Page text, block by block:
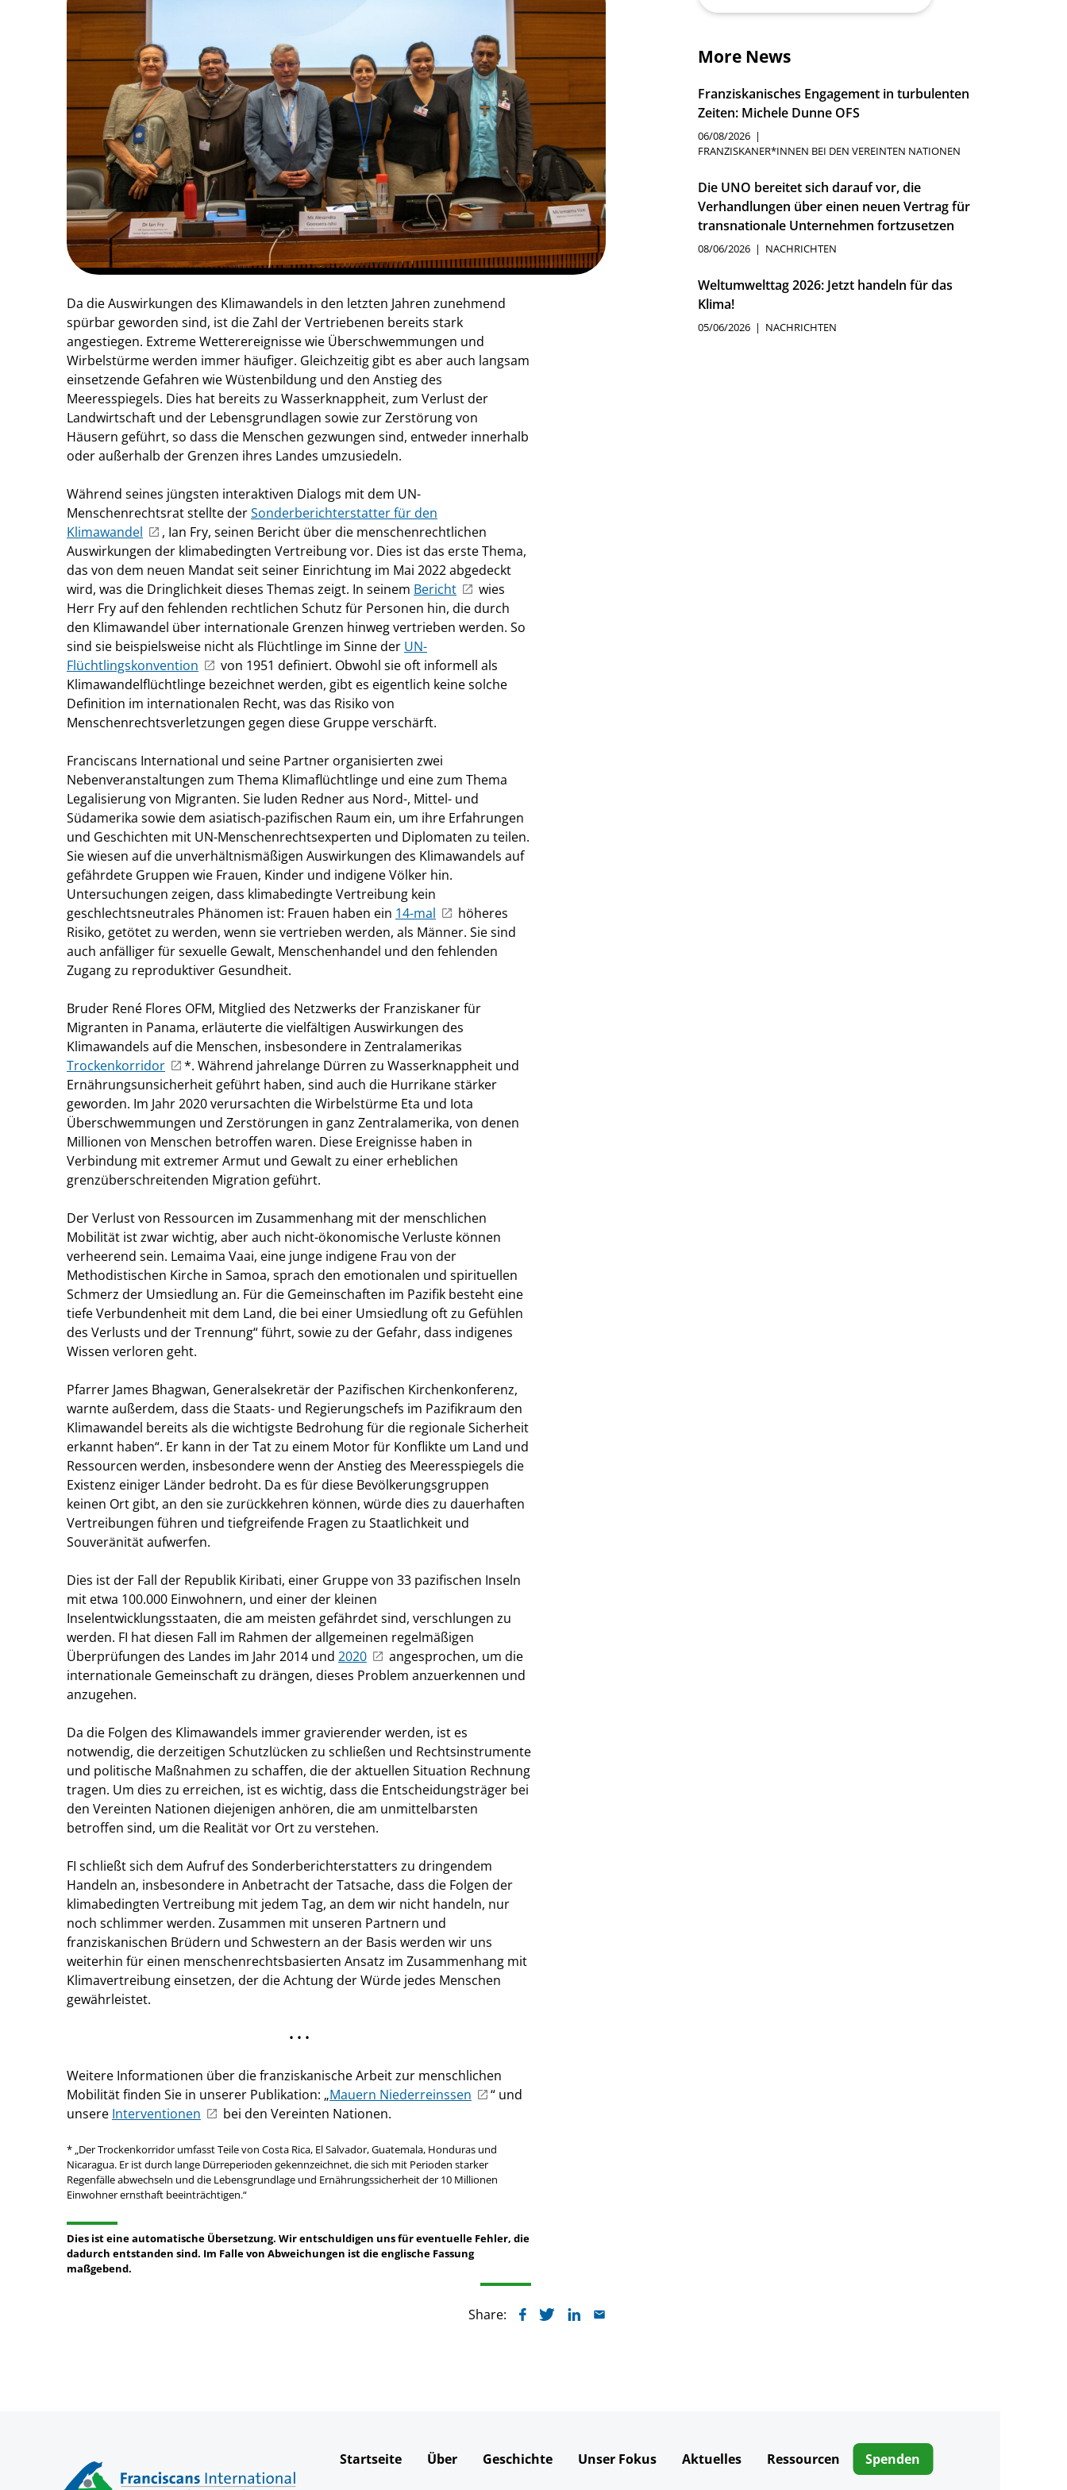
Da die Auswirkungen des Klimawandels in den letzten Jahren zunehmend
spürbar geworden sind, ist die Zahl der Vertriebenen bereits stark
angestiegen. Extreme Wetterereignisse wie Überschwemmungen und
Wirbelstürme werden immer häufiger. Gleichzeitig gibt es aber auch langsam
einsetzende Gefahren wie Wüstenbildung und den Anstieg des
Meeresspiegels. Dies hat bereits zu Wasserknappheit, zum Verlust der
Landwirtschaft und der Lebensgrundlagen sowie zur Zerstörung von
Häusern geführt, so dass die Menschen gezwungen sind, entweder innerhalb
oder außerhalb der Grenzen ihres Landes umzusiedeln.
Während seines jüngsten interaktiven Dialogs mit dem UN-
Menschenrechtsrat stellte derSonderberichterstatter für den
Klimawandel
, Ian Fry, seinen Bericht über die menschenrechtlichen
Auswirkungen der klimabedingten Vertreibung vor. Dies ist das erste Thema,
das von dem neuen Mandat seit seiner Einrichtung im Mai 2022 abgedeckt
wird, was die Dringlichkeit dieses Themas zeigt. In seinem Bericht
wies
Herr Fry auf den fehlenden rechtlichen Schutz für Personen hin, die durch
den Klimawandel über internationale Grenzen hinweg vertrieben werden. So
sind sie beispielsweise nicht als Flüchtlinge im Sinne der UN-
Flüchtlingskonvention
von 1951 definiert. Obwohl sie oft informell als
Klimawandelflüchtlinge bezeichnet werden, gibt es eigentlich keine solche
Definition im internationalen Recht, was das Risiko von
Menschenrechtsverletzungen gegen diese Gruppe verschärft.
Franciscans International und seine Partner organisierten zwei
Nebenveranstaltungen zum Thema Klimaflüchtlinge und eine zum Thema
Legalisierung von Migranten. Sie luden Redner aus Nord-, Mittel- und
Südamerika sowie dem asiatisch-pazifischen Raum ein, um ihre Erfahrungen
und Geschichten mit UN-Menschenrechtsexperten und Diplomaten zu teilen.
Sie wiesen auf die unverhältnismäßigen Auswirkungen des Klimawandels auf
gefährdete Gruppen wie Frauen, Kinder und indigene Völker hin.
Untersuchungen zeigen, dass klimabedingte Vertreibung kein
geschlechtsneutrales Phänomen ist: Frauen haben ein 14-mal
höheres
Risiko, getötet zu werden, wenn sie vertrieben werden, als Männer. Sie sind
auch anfälliger für sexuelle Gewalt, Menschenhandel und den fehlenden
Zugang zu reproduktiver Gesundheit.
Bruder René Flores OFM, Mitglied des Netzwerks der Franziskaner für
Migranten in Panama, erläuterte die vielfältigen Auswirkungen des
Klimawandels auf die Menschen, insbesondere in Zentralamerikas
Trockenkorridor
*. Während jahrelange Dürren zu Wasserknappheit und
Ernährungsunsicherheit geführt haben, sind auch die Hurrikane stärker
geworden. Im Jahr 2020 verursachten die Wirbelstürme Eta und Iota
Überschwemmungen und Zerstörungen in ganz Zentralamerika, von denen
Millionen von Menschen betroffen waren. Diese Ereignisse haben in
Verbindung mit extremer Armut und Gewalt zu einer erheblichen
grenzüberschreitenden Migration geführt.
Der Verlust von Ressourcen im Zusammenhang mit der menschlichen
Mobilität ist zwar wichtig, aber auch nicht-ökonomische Verluste können
verheerend sein. Lemaima Vaai, eine junge indigene Frau von der
Methodistischen Kirche in Samoa, sprach den emotionalen und spirituellen
Schmerz der Umsiedlung an. Für die Gemeinschaften im Pazifik besteht eine
tiefe Verbundenheit mit dem Land, die bei einer Umsiedlung oft zu Gefühlen
des Verlusts und der Trennung“ führt, sowie zu der Gefahr, dass indigenes
Wissen verloren geht.
Pfarrer James Bhagwan, Generalsekretär der Pazifischen Kirchenkonferenz,
warnte außerdem, dass die Staats- und Regierungschefs im Pazifikraum den
Klimawandel bereits als die wichtigste Bedrohung für die regionale Sicherheit
erkannt haben“. Er kann in der Tat zu einem Motor für Konflikte um Land und
Ressourcen werden, insbesondere wenn der Anstieg des Meeresspiegels die
Existenz einiger Länder bedroht. Da es für diese Bevölkerungsgruppen
keinen Ort gibt, an den sie zurückkehren können, würde dies zu dauerhaften
Vertreibungen führen und tiefgreifende Fragen zu Staatlichkeit und
Souveränität aufwerfen.
Dies ist der Fall der Republik Kiribati, einer Gruppe von 33 pazifischen Inseln
mit etwa 100.000 Einwohnern, und einer der kleinen
Inselentwicklungsstaaten, die am meisten gefährdet sind, verschlungen zu
werden. FI hat diesen Fall im Rahmen der allgemeinen regelmäßigen
Überprüfungen des Landes im Jahr 2014 und 2020
angesprochen, um die
internationale Gemeinschaft zu drängen, dieses Problem anzuerkennen und
anzugehen.
Da die Folgen des Klimawandels immer gravierender werden, ist es
notwendig, die derzeitigen Schutzlücken zu schließen und Rechtsinstrumente
und politische Maßnahmen zu schaffen, die der aktuellen Situation Rechnung
tragen. Um dies zu erreichen, ist es wichtig, dass die Entscheidungsträger bei
den Vereinten Nationen diejenigen anhören, die am unmittelbarsten
betroffen sind, um die Realität vor Ort zu verstehen.
FI schließt sich dem Aufruf des Sonderberichterstatters zu dringendem
Handeln an, insbesondere in Anbetracht der Tatsache, dass die Folgen der
klimabedingten Vertreibung mit jedem Tag, an dem wir nicht handeln, nur
noch schlimmer werden. Zusammen mit unseren Partnern und
franziskanischen Brüdern und Schwestern an der Basis werden wir uns
weiterhin für einen menschenrechtsbasierten Ansatz im Zusammenhang mit
Klimavertreibung einsetzen, der die Achtung der Würde jedes Menschen
gewährleistet.
• • •
Weitere Informationen über die franziskanische Arbeit zur menschlichen
Mobilität finden Sie in unserer Publikation: „Mauern Niederreinssen
“ und
unsere Interventionen bei den Vereinten Nationen.
* „Der Trockenkorridor umfasst Teile von Costa Rica, El Salvador, Guatemala, Honduras und
Nicaragua. Er ist durch lange Dürreperioden gekennzeichnet, die sich mit Perioden starker
Regenfälle abwechseln und die Lebensgrundlage und Ernährungssicherheit der 10 Millionen
Einwohner ernsthaft beeinträchtigen.“
Dies ist eine automatische Übersetzung. Wir entschuldigen uns für eventuelle Fehler, die
dadurch entstanden sind. Im Falle von Abweichungen ist die englische Fassung
maßgebend.
Share:
More News
Franziskanisches Engagement in turbulenten
Zeiten: Michele Dunne OFS
06/08/2026
FRANZISKANER*INNEN BEI DEN VEREINTEN NATIONEN
Die UNO bereitet sich darauf vor, die
Verhandlungen über einen neuen Vertrag für
transnationale Unternehmen fortzusetzen
08/06/2026 NACHRICHTEN
Weltumwelttag 2026: Jetzt handeln für das
Klima!
05/06/2026 NACHRICHTEN
Startseite Über Geschichte Unser Fokus Aktuelles Ressourcen Spenden